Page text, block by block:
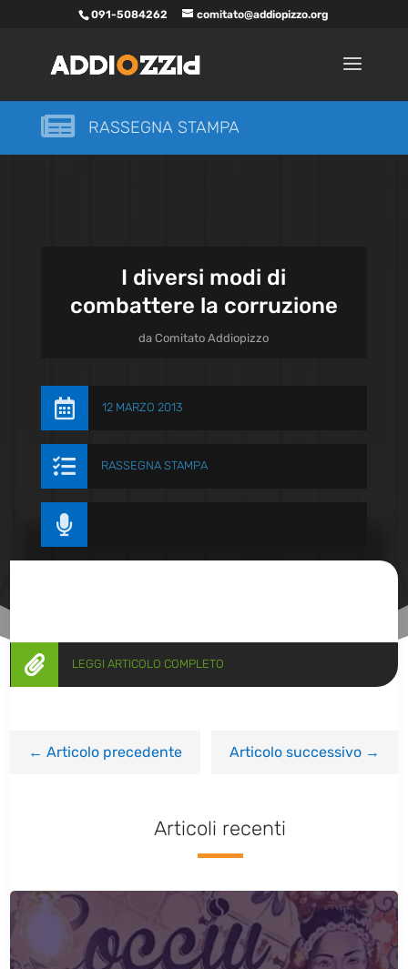
091-5084262 comitato@addiopizzo.org
 RASSEGNA STAMPA
I diversi modi di
combattere la corruzione
daComitato Addiopizzo
 12 MARZO 2013
 RASSEGNA STAMPA

 LEGGI ARTICOLO COMPLETO
←Articolo precedente Articolo successivo→
Articoli recenti